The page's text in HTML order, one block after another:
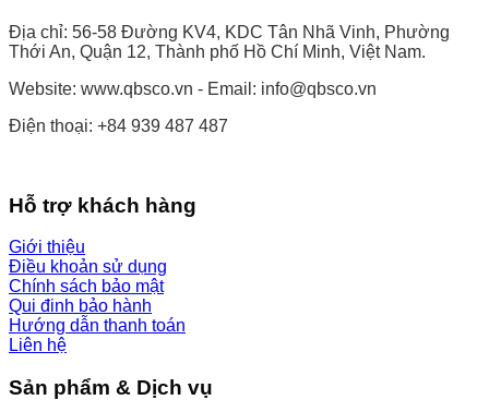
Địa chỉ: 56-58 Đường KV4, KDC Tân Nhã Vinh, Phường
Thới An, Quận 12, Thành phố Hồ Chí Minh, Việt Nam.
Website: www.qbsco.vn - Email: info@qbsco.vn
Điện thoại: +84 939 487 487
Hỗ trợ khách hàng
Giới thiệu
Điều khoản sử dụng
Chính sách bảo mật
Qui đinh bảo hành
Hướng dẫn thanh toán
Liên hệ
Sản phẩm & Dịch vụ